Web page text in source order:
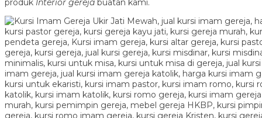
produk Interior gereja buatan kami.